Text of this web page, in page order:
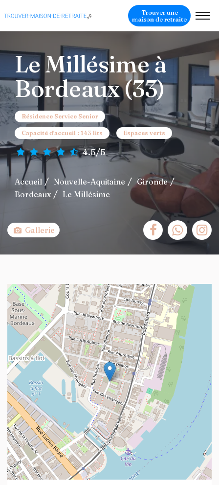
Trouver une
maison de retraite
Le Millésime à
Bordeaux (33)
Résidence Service Senior
Capacité d'accueil : 143 lits Espaces verts
4.5/5
Accueil Nouvelle-Aquitaine
Gironde
Bordeaux
Le Millésime
Gallerie
+
−
Leaflet| © contributors